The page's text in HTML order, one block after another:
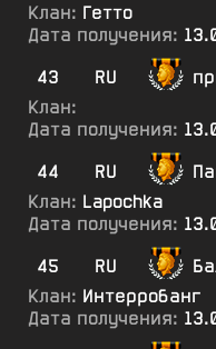
Клан: Гетто
Дата получения:
43
RU
Клан:
Дата получения:
44
RU
Клан: Lapochka
Дата получения:
45
RU
Клан: Интерробанг
Дата получения: